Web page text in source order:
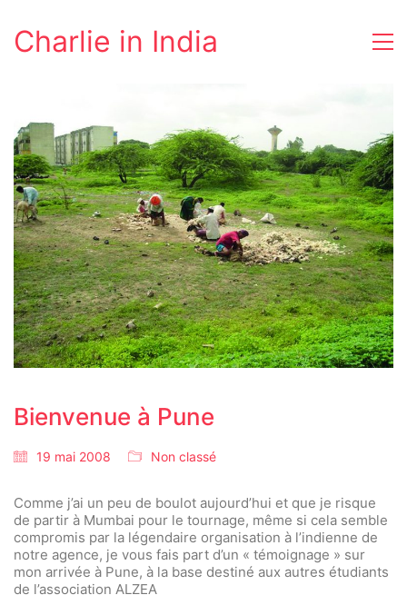
Charlie in India
Bienvenue à Pune
19 mai 2008 Non classé
Comme j’ai un peu de boulot aujourd’hui et que je risque
de partir à Mumbai pour le tournage, même si cela semble
compromis par la légendaire organisation à l’indienne de
notre agence, je vous fais part d’un « témoignage » sur
mon arrivée à Pune, à la base destiné aux autres étudiants
de l’association ALZEA